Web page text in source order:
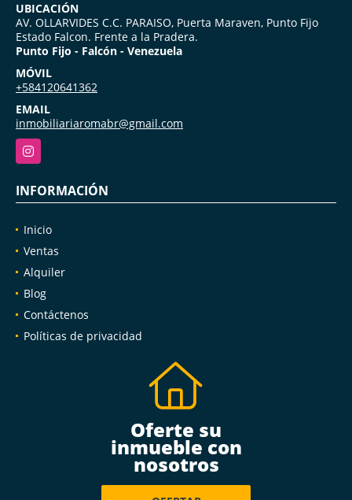
UBICACIÓN
AV. OLLARVIDES C.C. PARAISO, Puerta Maraven, Punto Fijo
Estado Falcon. Frente a la Pradera.
Punto Fijo - Falcón - Venezuela
MÓVIL
+584120641362
EMAIL
inmobiliariaromabr@gmail.com
Instagram
INFORMACIÓN
Inicio
Ventas
Alquiler
Blog
Contáctenos
Políticas de privacidad
Oferte su
inmueble con
nosotros